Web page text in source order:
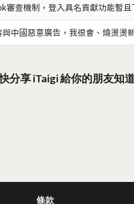
審查機制，登入具名貢獻功能暫且
中國惡意廣告，我很會、燒燙燙
分享 iTaigi 給你的朋友知
條款